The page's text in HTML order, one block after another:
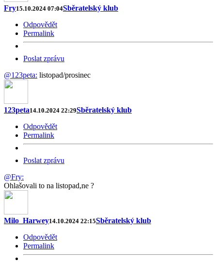
Fry15.10.2024 07:04Sběratelský klub
Odpovědět
Permalink
Poslat zprávu
@123peta: listopad/prosinec
123peta14.10.2024 22:29Sběratelský klub
Odpovědět
Permalink
Poslat zprávu
@Fry:
Ohlašovali to na listopad,ne ?
Milo_Harwey14.10.2024 22:15Sběratelský klub
Odpovědět
Permalink